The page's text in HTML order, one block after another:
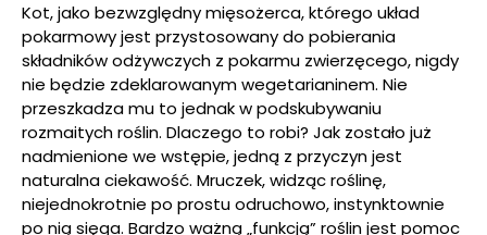
Kot, jako bezwzględny mięsożerca, którego układ
pokarmowy jest przystosowany do pobierania
składników odżywczych z pokarmu zwierzęcego, nigdy
nie będzie zdeklarowanym wegetarianinem. Nie
przeszkadza mu to jednak w podskubywaniu
rozmaitych roślin. Dlaczego to robi? Jak zostało już
nadmienione we wstępie, jedną z przyczyn jest
naturalna ciekawość. Mruczek, widząc roślinę,
niejednokrotnie po prostu odruchowo, instynktownie
po nią sięga. Bardzo ważną „funkcją” roślin jest pomoc